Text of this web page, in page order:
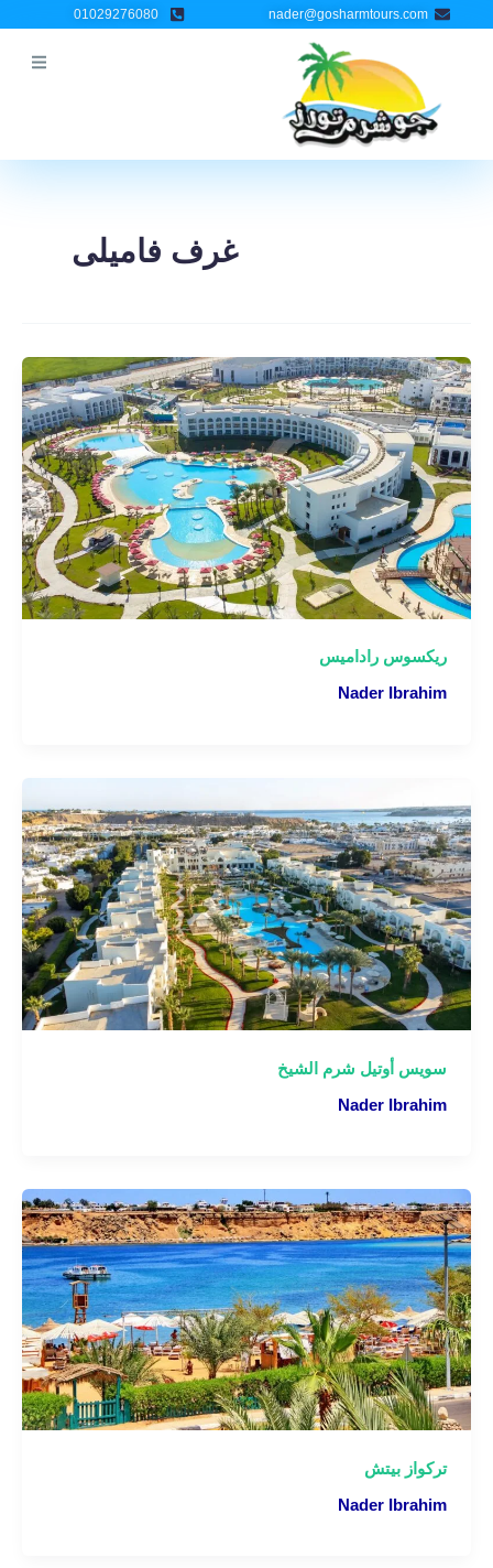
إلى
nader@gosharmtours.com
01029276080
غرف فاميلى
ريكسوس راداميس
Nader Ibrahim
سويس أوتيل شرم الشيخ
Nader Ibrahim
تركواز بيتش
Nader Ibrahim
Post